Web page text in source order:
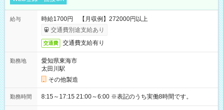
給与
時給1700円 【月収例】272000円以上
交通費別途支給あり
交通費 交通費支給有り
勤務地
愛知県東海市
太田川駅
その他製造
勤務時間 8:15～17:15 21:00～6:00 ※表記のうち実働8時間です。